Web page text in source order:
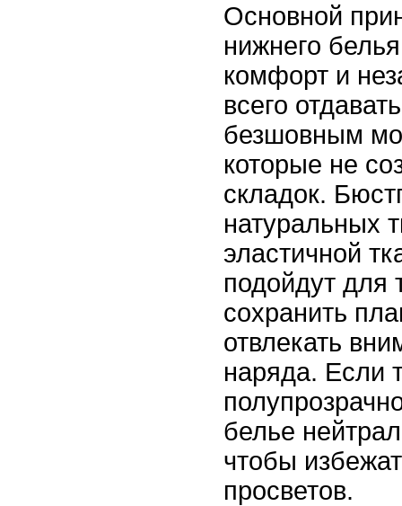
Основной
нижнего
комфорт и
всего
безшовным
которые не
складок.
натуральных
эластичной
подойдут для
сохранить
отвлекать
наряда. Если
белье
чтобы
просветов.